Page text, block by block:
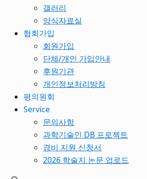
갤러리
양식자료실
협회가입
회원가입
단체/개인 가입안내
후원기관
개인정보처리방침
평의원회
Service
문의사항
과학기술인 DB 프로젝트
경비 지원 신청서
2026 학술지 논문 업로드